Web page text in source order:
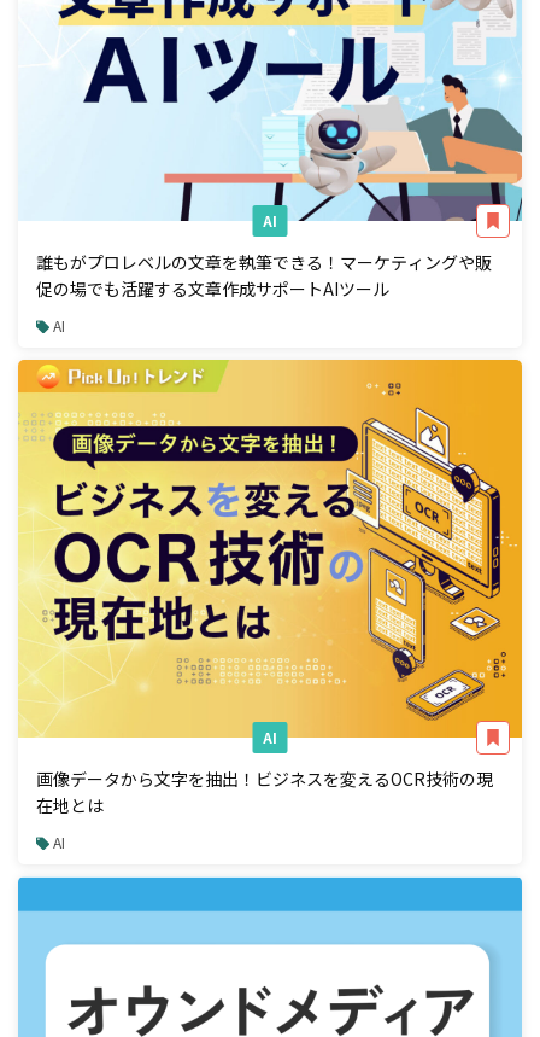
AI
誰もがプロレベルの文章を執筆できる！マーケティングや販
促の場でも活躍する文章作成サポートAIツール
AI
AI
画像データから文字を抽出！ビジネスを変えるOCR技術の現
在地とは
AI